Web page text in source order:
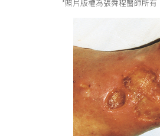
*照片版權為張舜程醫師所有